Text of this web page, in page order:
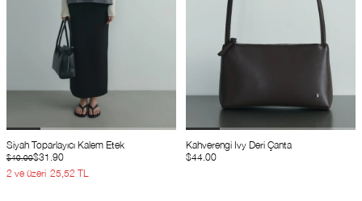
Siyah Toparlayıcı Kalem Etek
$31.90
$40.00
2 ve üzeri 25,52 TL
Kahverengi Ivy Deri Çanta
$44.00